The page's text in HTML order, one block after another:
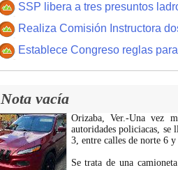
SSP libera a tres presuntos
Realiza Comisión Instructora
Establece Congreso reglas
Nota vacía
Orizaba, Ver.-Una vez
autoridades policiacas, se
3, entre calles de norte 6
Se trata de una